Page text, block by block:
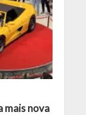
mais nova